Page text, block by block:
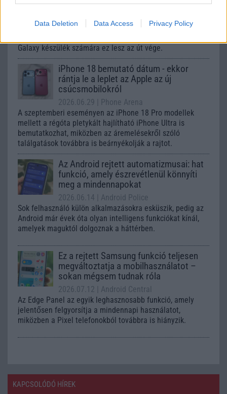
Data Deletion Data Access Privacy Policy
2026.06.30| Phone Arena
A One UI 9 érkezése új mesterséges intelligencia-
funkciókat és továbbfejlesztett kezelőfelületet hoz,
Galaxy készülék számára ez lesz az út vége.
iPhone 18 bemutató dátum - ekkor
rántja le a leplet az Apple az új
csúcsmobilokról
2026.06.29
| Phone Arena
A szeptemberi eseményen az iPhone 18 Pro modellek
mellett a régóta pletykált hajlítható iPhone Ultra is
bemutatkozhat, miközben az áremelésekről szóló
találgatások továbbra is beárnyékolják a rajtot.
Az Android rejtett automatizmusai: hat
funkció, amely észrevétlenül könnyíti
meg a mindennapokat
2026.06.14
| Android Police
Sok felhasználó külön alkalmazásokra esküszik, pedig az
Android már évek óta olyan intelligens funkciókat kínál,
amelyek maguktól dolgoznak a háttérben.
Ez a rejtett Samsung funkció teljesen
megváltoztatja a mobilhasználatot –
sokan mégsem tudnak róla
2026.07.12
| Android Central
Az Edge Panel az egyik leghasznosabb funkció, amely
jelentősen felgyorsítja a mindennapi használatot,
miközben a Pixel telefonokból továbbra is hiányzik.
KAPCSOLÓDÓ HÍREK